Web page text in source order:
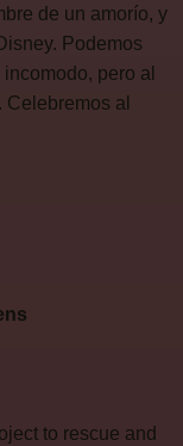
de un amorío, y
Podemos
pero al
al
to rescue and